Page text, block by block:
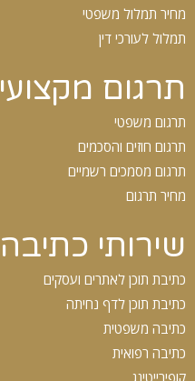
מחיר תמלול משפטי
תמלול לעורכי דין
תרגום מקצועי
תרגום משפטי
תרגום חוזים והסכמים
תרגום מסמכים רשמיים
מחיר תרגום
שירותי כתיבה
כתיבת תוכן לאתרים ועסקים
כתיבת תוכן לדף נחיתה
כתיבה משפטית
כתיבה רפואית